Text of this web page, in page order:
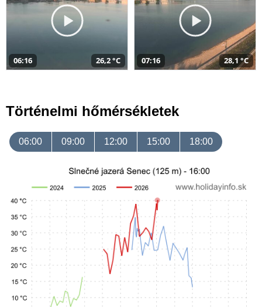
06:16 26,2 °C 07:16 28,1 °C
Történelmi hőmérsékletek
06:00 09:00 12:00 15:00 18:00